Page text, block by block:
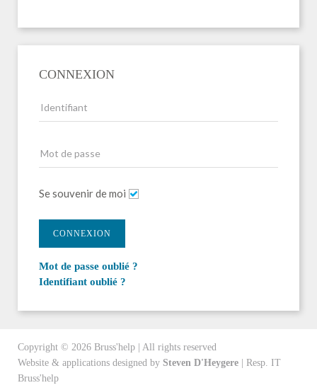
CONNEXION
Se souvenir de moi
CONNEXION
Mot de passe oublié ?
Identifiant oublié ?
Copyright © 2026 Bruss'help | All rights reserved
Website & applications designed by Steven D'Heygere | Resp. IT
Bruss'help